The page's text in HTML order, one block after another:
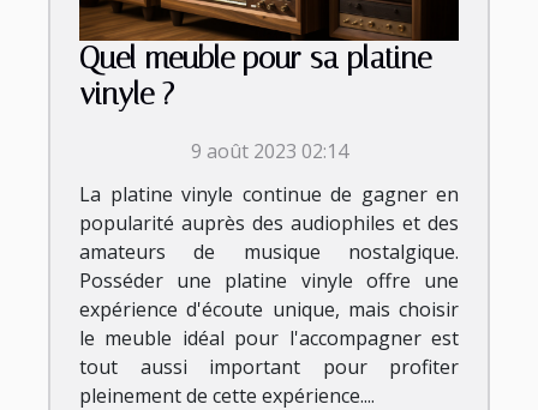
Quel meuble pour sa platine
vinyle ?
9 août 2023 02:14
La platine vinyle continue de gagner en
popularité auprès des audiophiles et des
amateurs de musique nostalgique.
Posséder une platine vinyle offre une
expérience d'écoute unique, mais choisir
le meuble idéal pour l'accompagner est
tout aussi important pour profiter
pleinement de cette expérience....